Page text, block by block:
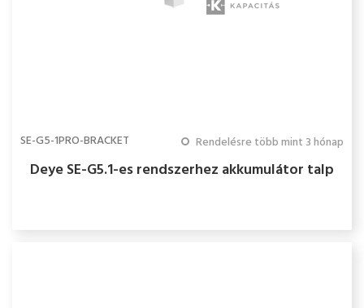
SE-G5-1PRO-BRACKET Rendelésre több mint 3 hónap
Deye SE-G5.1-es rendszerhez akkumulátor talp